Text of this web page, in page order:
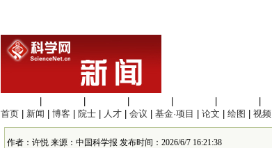
首页
新闻 博客 院士 人才 会议 基金·项目 论文 绘图 视频
作者：许悦 来源：中国科学报 发布时间：2026/6/7 16:21:38